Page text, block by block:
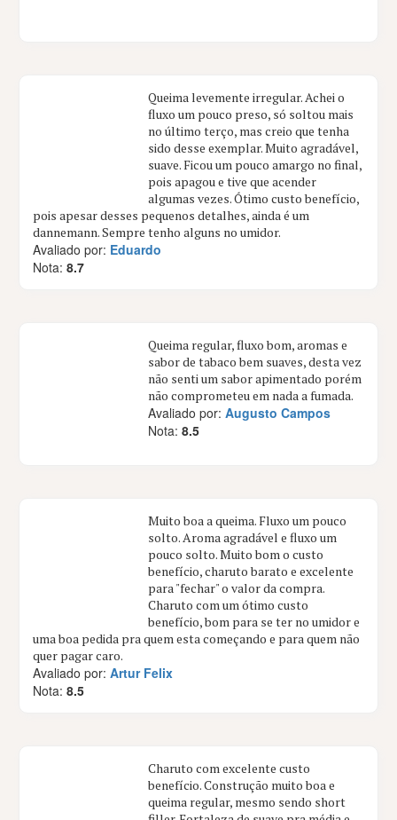
Queima levemente irregular. Achei o
fluxo um pouco preso, só soltou mais
no último terço, mas creio que tenha
sido desse exemplar. Muito agradável,
suave. Ficou um pouco amargo no final,
pois apagou e tive que acender
algumas vezes. Ótimo custo benefício,
pois apesar desses pequenos detalhes, ainda é um
dannemann. Sempre tenho alguns no umidor.
Avaliado por: Eduardo
Nota:8.7
Queima regular, fluxo bom, aromas e
sabor de tabaco bem suaves, desta vez
não senti um sabor apimentado porém
não comprometeu em nada a fumada.
Avaliado por:Augusto Campos
Nota:8.5
Muito boa a queima. Fluxo um pouco
solto. Aroma agradável e fluxo um
pouco solto. Muito bom o custo
benefício, charuto barato e excelente
para "fechar" o valor da compra.
Charuto com um ótimo custo
benefício, bom para se ter no umidor e
uma boa pedida pra quem esta começando e para quem não
quer pagar caro.
Avaliado por:Artur Felix
Nota:8.5
Charuto com excelente custo
benefício. Construção muito boa e
queima regular, mesmo sendo short